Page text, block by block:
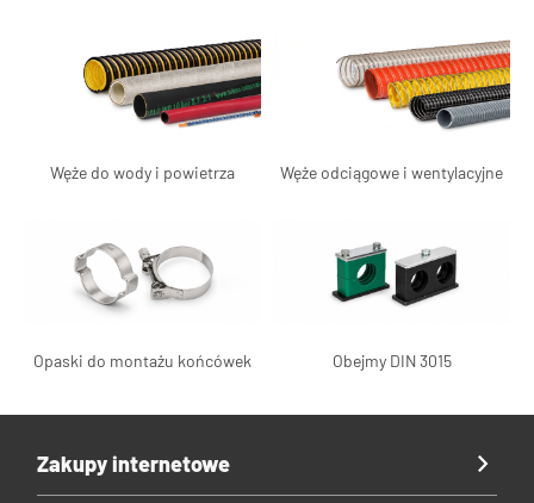
Węże do wody i powietrza Węże odciągowe i wentylacyjne
Opaski do montażu końcówek Obejmy DIN 3015
Zakupy internetowe